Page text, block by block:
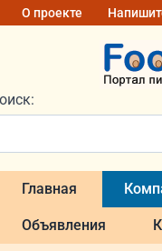
О проекте
Главная
Объявления